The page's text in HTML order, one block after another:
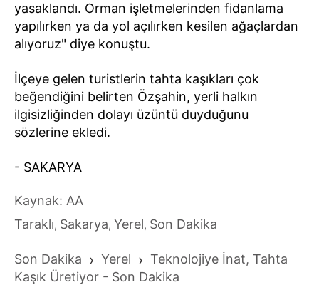
yasaklandı. Orman işletmelerinden fidanlama
yapılırken ya da yol açılırken kesilen ağaçlardan
alıyoruz" diye konuştu.
İlçeye gelen turistlerin tahta kaşıkları çok
beğendiğini belirten Özşahin, yerli halkın
ilgisizliğinden dolayı üzüntü duyduğunu
sözlerine ekledi.
- SAKARYA
Kaynak: AA
Taraklı, Sakarya, Yerel, Son Dakika
Son Dakika › Yerel › Teknolojiye İnat, Tahta
Kaşık Üretiyor - Son Dakika